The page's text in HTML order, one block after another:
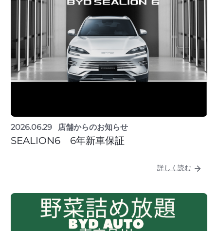
2026.06.29 店舗からのお知らせ
SEALION6 6年新車保証
詳しく読む